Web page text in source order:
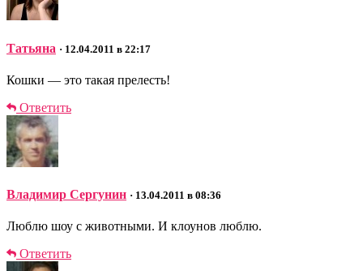
Татьяна · 12.04.2011 в 22:17
Кошки — это такая прелесть!
Ответить
Владимир Сергунин · 13.04.2011 в 08:36
Люблю шоу с животными. И клоунов люблю.
Ответить